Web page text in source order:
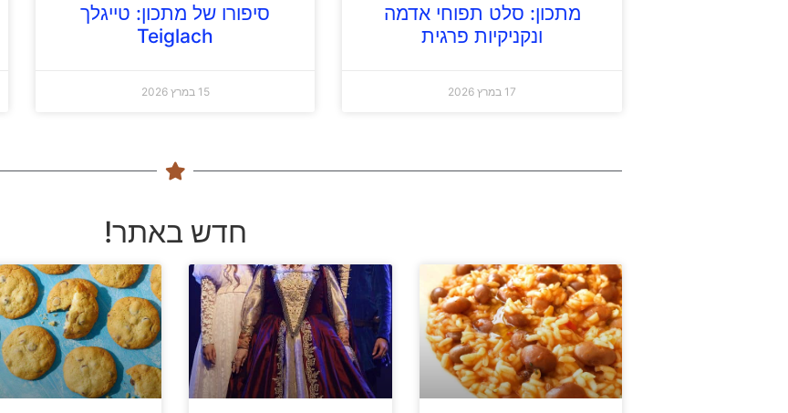
מתכון: סלט תפוחי אדמה
ונקניקיות פרגית
17 במרץ 2026
סיפורו של מתכון: טייגלך
Teiglach
15 במרץ 2026
חדש באתר!